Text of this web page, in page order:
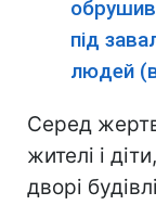
під
людей
Серед
жителі і
дворі